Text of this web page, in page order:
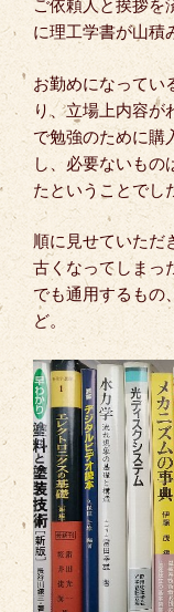
ご依頼人と挨拶を
に理工学書が山積
お勤めになってい
り、立場上内容が
で勉強のために購
し、必要ないもの
たということでし
順に見せていただ
古くなってしまっ
でも通用するもの
ど。